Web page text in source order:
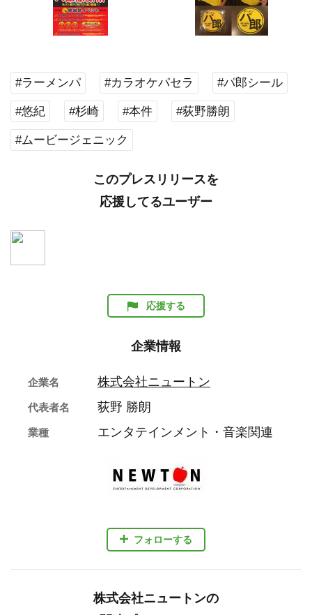
#ラーメンパ #カラオケパセラ #パ郎シール
#悠紀 #杉崎 #本件 #荻野勝朗
#ムービージェニック
このプレスリリースを
応援してるユーザー
応援する
企業情報
フォローする
企業名 株式会社ニュートン
代表者名 荻野 勝朗
業種 エンタテインメント・音楽関連
株式会社ニュートンの